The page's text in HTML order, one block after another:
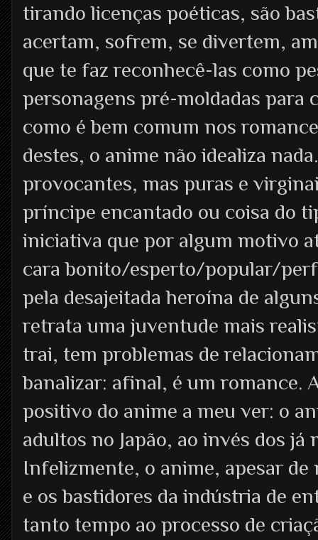
tirando licenças poéticas, são
acertam, sofrem, se divertem,
que te faz reconhecê-las como
personagens pré-moldadas para
como é bem comum nos
destes, o anime não idealiza
provocantes, mas puras e
príncipe encantado ou coisa do
iniciativa que por algum motivo
cara bonito/esperto/popular/
pela desajeitada heroína de
retrata uma juventude mais
trai, tem problemas de
banalizar: afinal, é um romance.
positivo do anime a meu ver: o
adultos no Japão, ao invés dos já
Infelizmente, o anime, apesar
e os bastidores da indústria de
tanto tempo ao processo de